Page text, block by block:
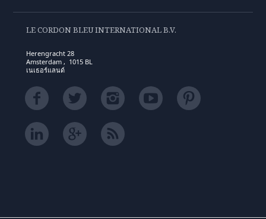
LE CORDON BLEU INTERNATIONAL B.V.
Herengracht 28
Amsterdam , 1015 BL
เนเธอร์แลนด์